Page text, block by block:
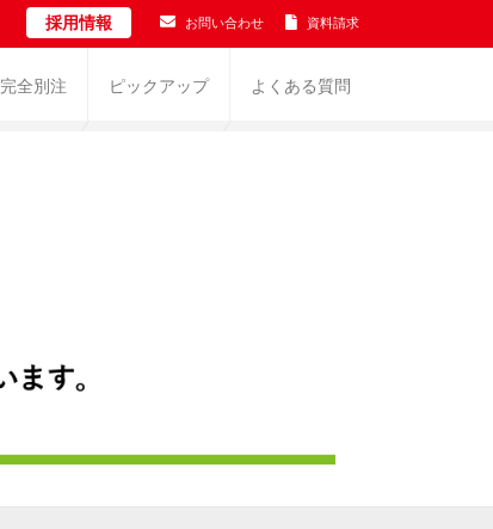
採用情報 お問い合わせ 資料請求
完全別注 ピックアップ よくある質問